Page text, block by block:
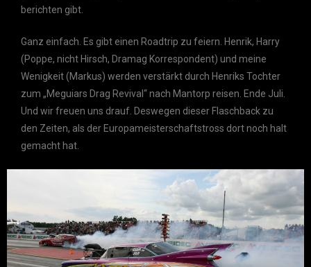
berichten gibt.
Ganz einfach. Es gibt einen Roadtrip zu feiern. Henrik, Harry
(Poppe, nicht Hirsch, Dramag Korrespondent) und meine
Wenigkeit (Markus) werden verstärkt durch Henriks Tochter
zum „Meguiars Drag Revival“ nach Mantorp reisen. Ende Juli.
Und wir freuen uns drauf. Deswegen dieser Flaschback zu
den Zeiten, als der Europameisterschaftstross dort noch halt
gemacht hat.